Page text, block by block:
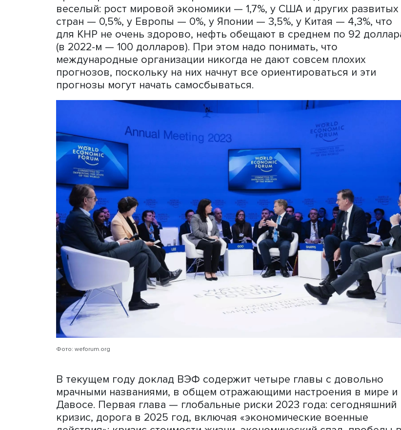
Политическая элита на форуме пытается внедрить в
повестку, деловая элита старается нащупать то, что
чего нельзя, на что дадут государственные средства.
пытается провести свои идеи: одним нужен телескоп на
другим — протолкнуть идею какой-нибудь социальной
Кроме того, наука рвется туда, потому что, выступив на
финансированию своих идей.
Каждый год в основном докладе форума обозначаются
готовят заранее, и обсуждения форума строятся вокруг
доклада. В 2023 году форум прошел раньше, чем выпущен
МВФ, но уже есть прикидки Всемирного банка, и авторы
ориентировались на них. Прогноз банка на 2023 год не
веселый: рост мировой экономики — 1,7%, у США и других
стран — 0,5%, у Европы — 0%, у Японии — 3,5%, у Китая —
для КНР не очень здорово, нефть обещают в среднем по
(в 2022-м — 100 долларов). При этом надо понимать, что
международные организации никогда не дают совсем
прогнозов, поскольку на них начнут все ориентироваться
прогнозы могут начать самосбываться.